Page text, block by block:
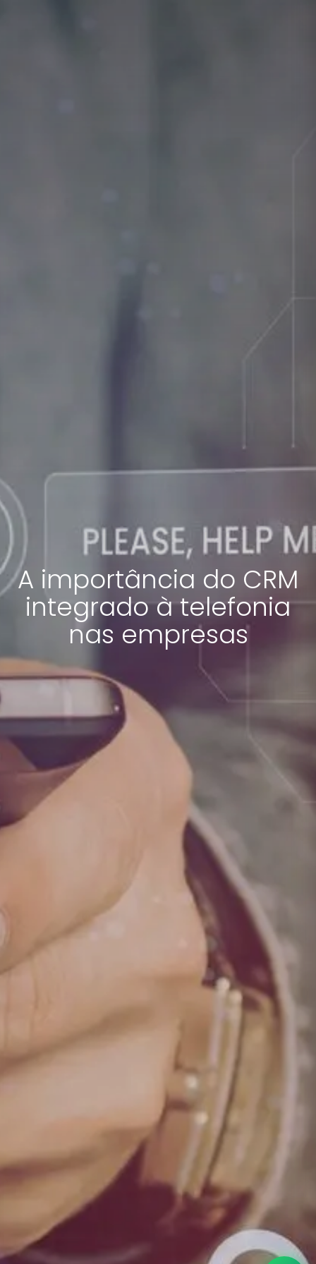
A importância do CRM
integrado à telefonia
nas empresas